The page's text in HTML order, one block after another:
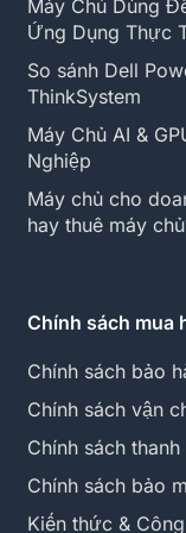
các cuộc tấn
Doanh
giúp bảo vệ
năng bảo
IDS/IPS.
Tổ chức lớn:
NGFW để
các ứng
(Tường lửa)
hiệu uy tín, sản
đảm bảo sản
Máy Chủ Dùng
Ứng Dụng Thực
So sánh Dell
ThinkSystem
Máy Chủ AI &
Nghiệp
Máy chủ cho
hay thuê máy
Chính sách mua
Chính sách bảo
Chính sách vận
Chính sách thanh
Chính sách bảo
Kiến thức &